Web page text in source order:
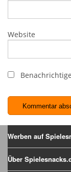
Website
Werben auf
Über